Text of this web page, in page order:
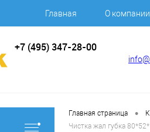
Главная О компании
+7 (495) 347-28-00
Главная страница •
Чистка жал губка